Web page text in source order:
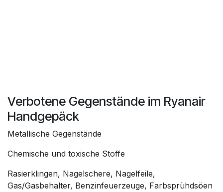
Verbotene Gegenstände im Ryanair
Handgepäck
Metallische Gegenstände
Chemische und toxische Stoffe
Rasierklingen, Nagelschere, Nagelfeile,
Gas/Gasbehälter, Benzinfeuerzeuge, Farbsprühdsöen